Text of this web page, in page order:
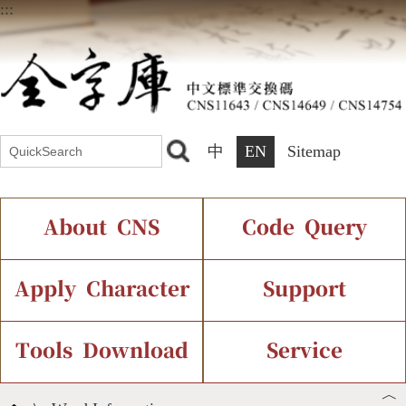
:::
中 EN Sitemap
About CNS
Introduction Current Status
Chinese Code Status
Code Query
IDS Query
Components Query
Apply Character
Application Process
Support
Font Instant Display
Tools Download Service
︿